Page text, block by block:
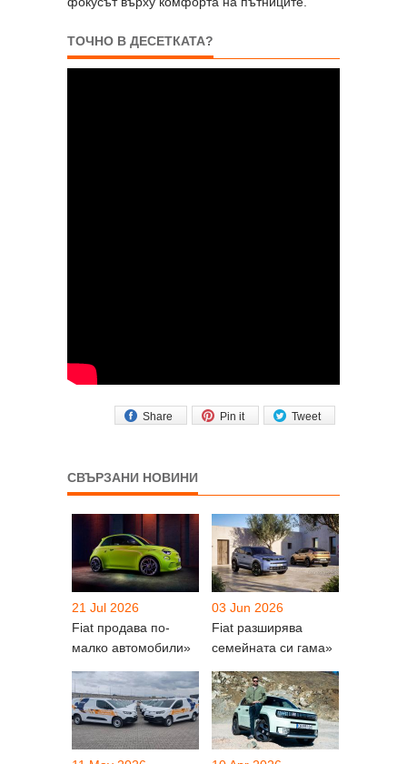
ТОЧНО В ДЕСЕТКАТА?
Tweet
Pin it
Share
СВЪРЗАНИ НОВИНИ
21 Jul 2026
Fiat продава по-
малко автомобили»
03 Jun 2026
Fiat разширява
семейната си гама»